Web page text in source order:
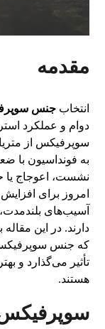
مقدمه
انتخابجنس
دوام و عملکرد
سوپرفیکس از
به فونداسیون با
نشست، اعوجاج
امروز برای
آسیب‌های
دارند. در این
که جنس سوپرفیکس
تأثیر می‌گذارد و
هستند.